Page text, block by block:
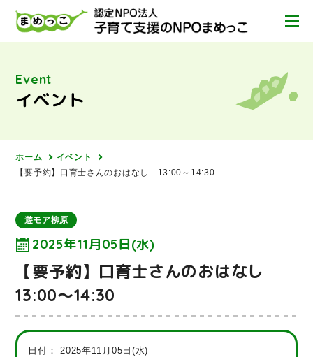
Event
イベント
ホーム
イベント
【要予約】口育士さんのおはなし 13:00～14:30
遊モア柳原
2025年11月05日(水)
【要予約】口育士さんのおはなし
13:00～14:30
日付：2025年11月05日(水)